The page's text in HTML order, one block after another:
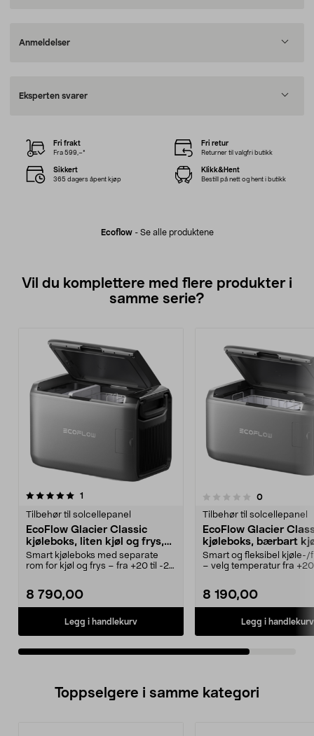
Anmeldelser
Eksperten svarer
Ecoflow- Se alle produktene
Fri frakt
Fra 599,–*
Fri retur
Returner til valgfri butikk
Sikkert
365 dagers åpent kjøp
Klikk&Hent
Bestill på nett og hent i butikk
Vil du komplettere med flere produkter i
samme serie?
1
Tilbehør til solcellepanel
EcoFlow Glacier Classic
kjøleboks, liten kjøl og frys,
45 l
Smart kjøleboks med separate
rom for kjøl og frys – fra +20 til -25
8 790,00
Legg i handlekurv
0.0 av 5 stjerner 0anmeldelser
Tilbehør til solcellepanel
EcoFlow Glacier
kjøleboks, bærbart
35 liter
Smart og fleksibel kjøle-/
– velg temperatur fra
8 190,00
Legg i handlekurv
Toppselgere i samme kategori